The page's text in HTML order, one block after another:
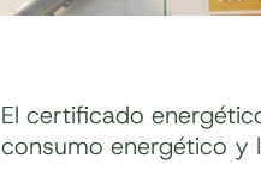
El certificado
consumo energético y